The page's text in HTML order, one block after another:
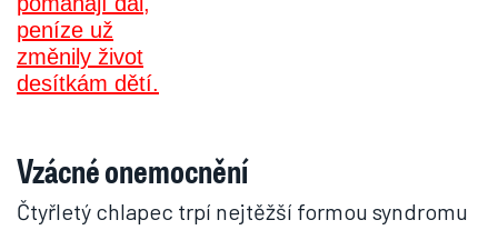
Vzácné onemocnění
Čtyřletý chlapec trpí nejtěžší formou syndromu